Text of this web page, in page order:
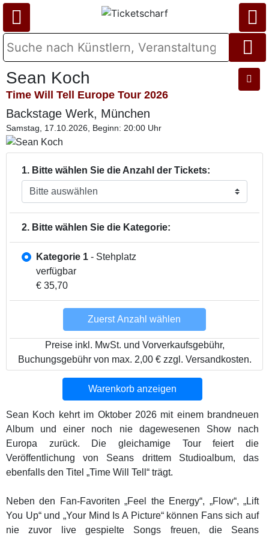
Sean Koch
Time Will Tell Europe Tour 2026
Backstage Werk, München
Samstag, 17.10.2026, Beginn: 20:00 Uhr
1. Bitte wählen Sie die Anzahl der Tickets:
2. Bitte wählen Sie die Kategorie:
Kategorie 1 - Stehplatz
verfügbar
€ 35,70
Zuerst Anzahl wählen
Preise inkl. MwSt. und Vorverkaufsgebühr,
Buchungsgebühr von max. 2,00 € zzgl. Versandkosten.
Warenkorb anzeigen
Sean Koch kehrt im Oktober 2026 mit einem brandneuen
Album und einer noch nie dagewesenen Show nach
Europa zurück. Die gleichamige Tour feiert die
Veröffentlichung von Seans drittem Studioalbum, das
ebenfalls den Titel „Time Will Tell“ trägt.
Neben den Fan-Favoriten „Feel the Energy“, „Flow“, „Lift
You Up“ und „Your Mind Is A Picture“ können Fans sich auf
nie zuvor live gespielte Songs freuen, die Seans